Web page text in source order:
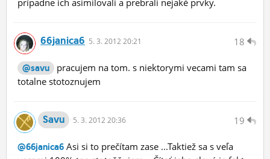
prípadne ich asimilovali a prebrali nejaké prvky.
18
66janica6 5. 3. 2012 20:21
@savu
pracujem na tom. s niektorymi vecami tam sa
totalne stotoznujem
19
Savu 5. 3. 2012 20:36
@66janica6 Asi si to prečítam zase ...Taktiež sa s veľa